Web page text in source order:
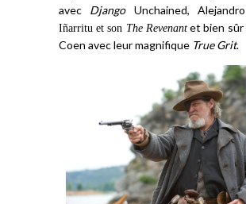
avec Django Unchained,
Iñarritu et son The Revenantet bien sûr
Coen avec leur magnifique True Grit.